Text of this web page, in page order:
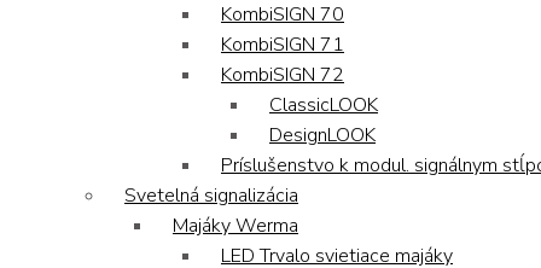
KombiSIGN 70
KombiSIGN 71
KombiSIGN 72
ClassicLOOK
DesignLOOK
Príslušenstvo k modul. signálnym
Svetelná signalizácia
Majáky Werma
LED Trvalo svietiace majáky